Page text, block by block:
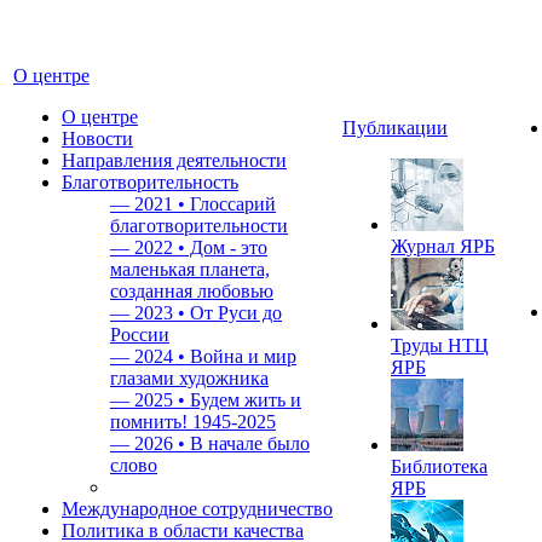
О центре
О центре
Новости
Направления деятельности
Благотворительность
— 2021 • Глоссарий
благотворительности
— 2022 • Дом - это
маленькая планета,
созданная любовью
— 2023 • От Руси до
России
— 2024 • Война и мир
глазами художника
— 2025 • Будем жить и
помнить! 1945-2025
— 2026 • В начале было
слово
Международное сотрудничество
Политика в области качества
Публикации
Журнал ЯРБ
Труды НТЦ
ЯРБ
Библиотека
ЯРБ